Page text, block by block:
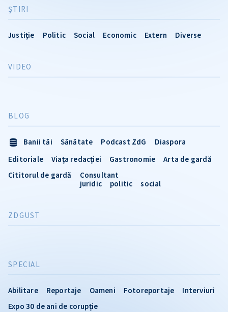
ŞTIRI
Justiție Politic Social Economic Extern Diverse
VIDEO
SPECIAL
Abilitare Reportaje Oameni Fotoreportaje
Interviuri
Expo 30 de ani de corupție
BLOG
Banii tăi Sănătate Podcast ZdG
Diaspora
Editoriale
Viața redacției Gastronomie
Arta de gardă
Cititorul de gardă
Consultant
juridic
politic social
ZDGUST